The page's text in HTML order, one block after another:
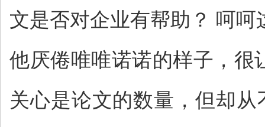
文是否对企业有帮助？ 呵
他厌倦唯唯诺诺的样子，很
关心是论文的数量，但却